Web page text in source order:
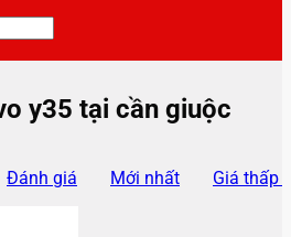
y35 tại cần giuộc
Đánh giá Mới nhất Giá thấp